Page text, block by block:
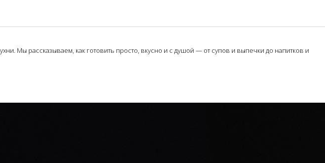
Мы рассказываем, как готовить просто, вкусно и с душой — от супов и выпечки до напитков и